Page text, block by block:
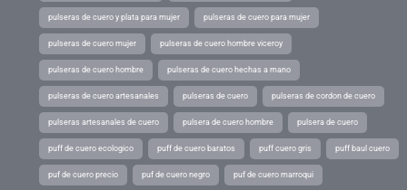
pulseras de cuero y plata para mujer pulseras de cuero para mujer
pulseras de cuero mujer pulseras de cuero hombre viceroy
pulseras de cuero hombre pulseras de cuero hechas a mano
pulseras de cuero artesanales pulseras de cuero pulseras de cordon de cuero
pulseras artesanales de cuero pulsera de cuero hombre pulsera de cuero
puff de cuero ecologico puff de cuero baratos puff cuero gris puff baul cuero
puf de cuero precio puf de cuero negro puf de cuero marroqui